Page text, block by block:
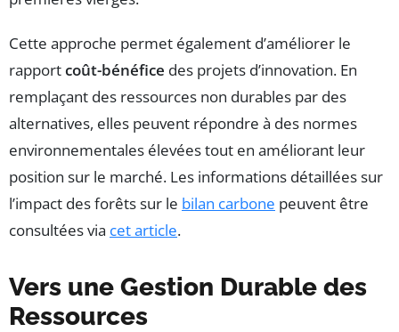
Cette approche permet également d’améliorer le
rapportcoût-bénéfice des projets d’innovation. En
remplaçant des ressources non durables par des
alternatives, elles peuvent répondre à des normes
environnementales élevées tout en améliorant leur
position sur le marché. Les informations détaillées sur
l’impact des forêts sur le bilan carbone peuvent être
consultées via cet article.
Vers une Gestion Durable des
Ressources